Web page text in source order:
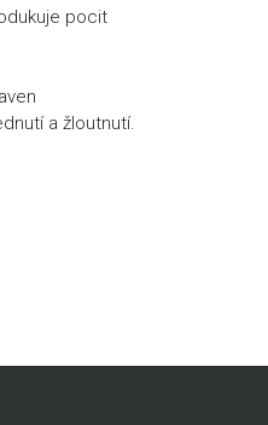
pocit
a žloutnutí.